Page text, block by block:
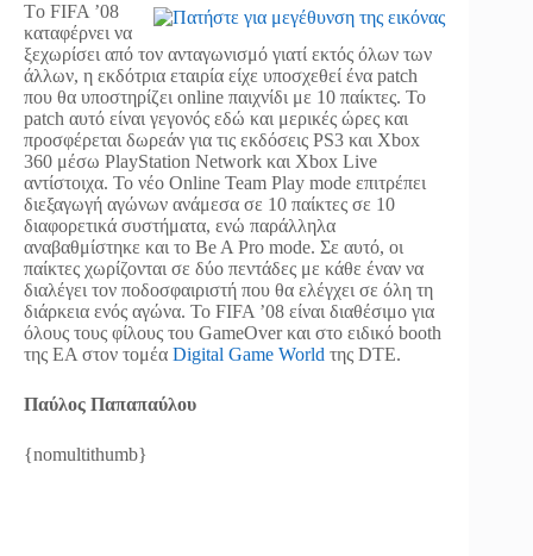
Τo FIFA ’08
καταφέρνει να
ξεχωρίσει από τον ανταγωνισμό γιατί εκτός όλων των
άλλων, η εκδότρια εταιρία είχε υποσχεθεί ένα patch
που θα υποστηρίζει online παιχνίδι με 10 παίκτες. Το
patch αυτό είναι γεγονός εδώ και μερικές ώρες και
προσφέρεται δωρεάν για τις εκδόσεις PS3 και Xbox
360 μέσω PlayStation Network και Xbox Live
αντίστοιχα. Το νέο Online Team Play mode επιτρέπει
διεξαγωγή αγώνων ανάμεσα σε 10 παίκτες σε 10
διαφορετικά συστήματα, ενώ παράλληλα
αναβαθμίστηκε και το Be A Pro mode. Σε αυτό, οι
παίκτες χωρίζονται σε δύο πεντάδες με κάθε έναν να
διαλέγει τον ποδοσφαιριστή που θα ελέγχει σε όλη τη
διάρκεια ενός αγώνα. Το FIFA ’08 είναι διαθέσιμο για
όλους τους φίλους του GameOver και στο ειδικό booth
της EA στον τομέα Digital Game World της DTE.
Παύλος Παπαπαύλου
{nomultithumb}